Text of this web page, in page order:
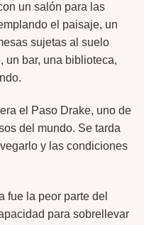
un salón para las
el paisaje, un
sujetas al suelo
un bar, una biblioteca,
el Paso Drake, uno de
del mundo. Se tarda
y las condiciones
fue la peor parte del
para sobrellevar